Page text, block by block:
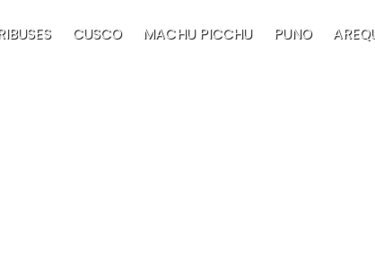
CUSCO MACHU PICCHU PUNO